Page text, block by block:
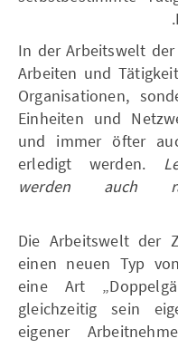
In der Arbeitswelt
Arbeiten und
Organisationen,
Einheiten und
und immer öfter
erledigt werden.
werden auch
Die Arbeitswelt der
einen neuen Typ
eine Art
gleichzeitig sein
eigener